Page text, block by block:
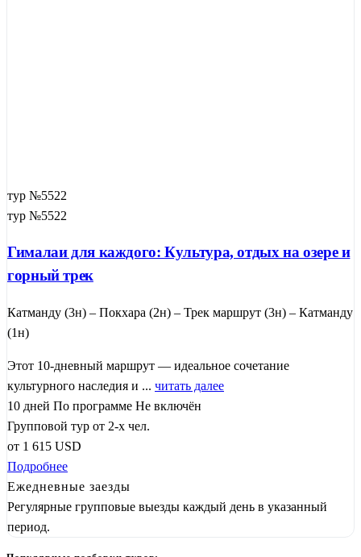
тур №5522
тур №5522
Гималаи для каждого: Культура, отдых на озере и
горный трек
Катманду (3н) – Покхара (2н) – Трек маршрут (3н) – Катманду
(1н)
Этот 10-дневный маршрут — идеальное сочетание
культурного наследия и ... читать далее
10 дней По программе Не включён
Групповой тур от 2-х чел.
от 1 615 USD
Подробнее
Ежедневные заезды
Регулярные групповые выезды каждый день в указанный
период.